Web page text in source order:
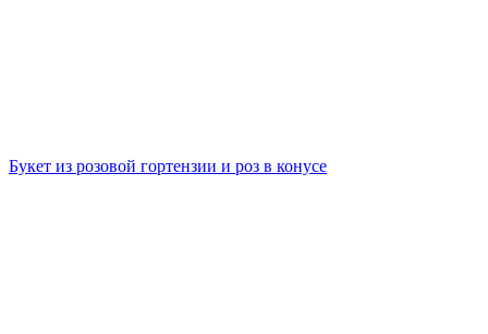
Букет из розовой гортензии и роз в конусе